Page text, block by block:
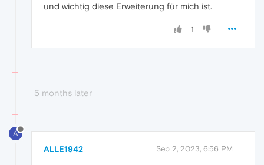
und wichtig diese Erweiterung für mich ist.
1
5 months later
A
ALLE1942 Sep 2, 2023, 6:56 PM